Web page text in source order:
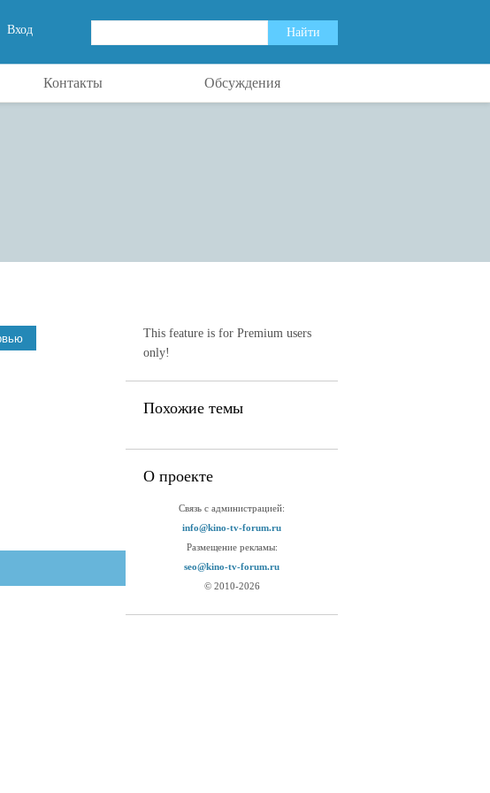
Вход
Контакты Обсуждения
This feature is for Premium users
only!
Похожие темы
О проекте
Связь с администрацией:
info@kino-tv-forum.ru
Размещение рекламы:
seo@kino-tv-forum.ru
© 2010-2026